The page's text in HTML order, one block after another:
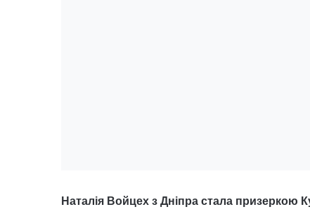
Наталія Войцех з Дніпра стала призеркою